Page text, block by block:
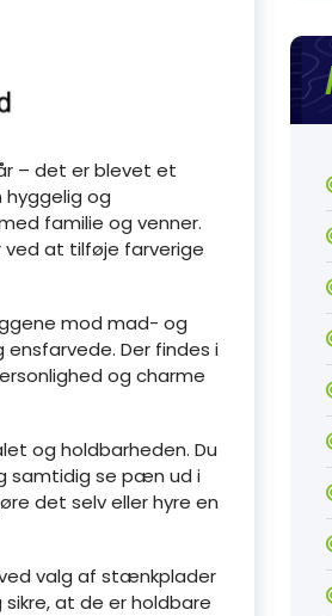
– det er blevet et
og
familie og venner.
ved at tilføje farverige
mod mad- og
Der findes i
og charme
og holdbarheden. Du
samtidig se pæn ud i
det selv eller hyre en
valg af stænkplader
at de er holdbare